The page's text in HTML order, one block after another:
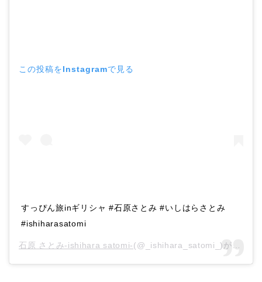
この投稿をInstagramで見る
すっぴん旅inギリシャ #石原さとみ #いしはらさとみ
#ishiharasatomi
石原 さとみ-ishihara satomi-(@_ishihara_satomi_)がシェアした投稿 –